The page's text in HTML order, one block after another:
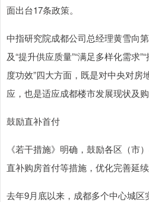
面出台17条政策。
中指研究院成都公司总经理黄雪向
及“提升供应质量”“满足多样化需求
度功效”四大方面，既是对中央对房
应，也是适应成都楼市发展现状及
鼓励直补首付
《若干措施》明确，鼓励各区（市
直补购房首付等措施，优化完善延续
去年9月底以来，成都多个中心城